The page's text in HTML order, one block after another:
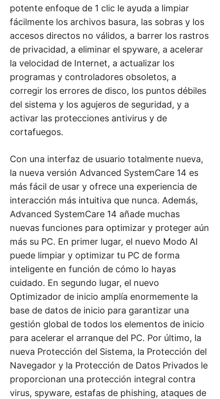
potente enfoque de 1 clic le ayuda a limpiar
fácilmente los archivos basura, las sobras y los
accesos directos no válidos, a barrer los rastros
de privacidad, a eliminar el spyware, a acelerar
la velocidad de Internet, a actualizar los
programas y controladores obsoletos, a
corregir los errores de disco, los puntos débiles
del sistema y los agujeros de seguridad, y a
activar las protecciones antivirus y de
cortafuegos.
Con una interfaz de usuario totalmente nueva,
la nueva versión Advanced SystemCare 14 es
más fácil de usar y ofrece una experiencia de
interacción más intuitiva que nunca. Además,
Advanced SystemCare 14 añade muchas
nuevas funciones para optimizar y proteger aún
más su PC. En primer lugar, el nuevo Modo AI
puede limpiar y optimizar tu PC de forma
inteligente en función de cómo lo hayas
cuidado. En segundo lugar, el nuevo
Optimizador de inicio amplía enormemente la
base de datos de inicio para garantizar una
gestión global de todos los elementos de inicio
para acelerar el arranque del PC. Por último, la
nueva Protección del Sistema, la Protección del
Navegador y la Protección de Datos Privados le
proporcionan una protección integral contra
virus, spyware, estafas de phishing, ataques de